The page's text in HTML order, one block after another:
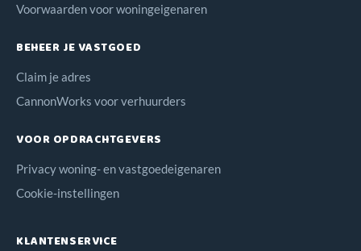
Voorwaarden voor woningeigenaren
BEHEER JE VASTGOED
Claim je adres
CannonWorks voor verhuurders
VOOR OPDRACHTGEVERS
Privacy woning- en vastgoedeigenaren
Cookie-instellingen
KLANTENSERVICE